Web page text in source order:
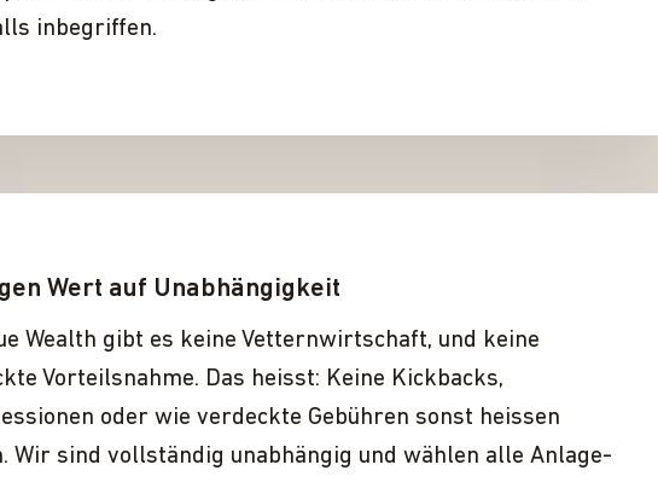
inbegriffen.
Wert auf Unabhängigkeit
Wealth gibt es keine Vetternwirtschaft, und keine
Vorteilsnahme. Das heisst: Keine Kickbacks,
oder wie verdeckte Gebühren sonst heissen
Wir sind voll­ständig unabhängig und wählen alle Anlage­